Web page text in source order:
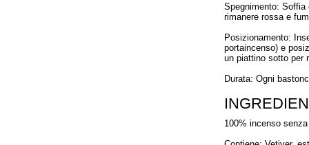
Spegnimento: Soffia
rimanere rossa e
Posizionamento:
portaincenso) e
un piattino sotto per
Durata: Ogni
100% incenso